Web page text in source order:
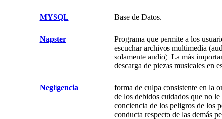
MYSQL Base de Datos.
Napster
Programa que permite a los
escuchar archivos multimedia
solamente audio). La más
descarga de piezas musicales en
Negligencia
forma de culpa consistente en la
de los debidos cuidados que no
conciencia de los peligros de los
conducta respecto de las demás